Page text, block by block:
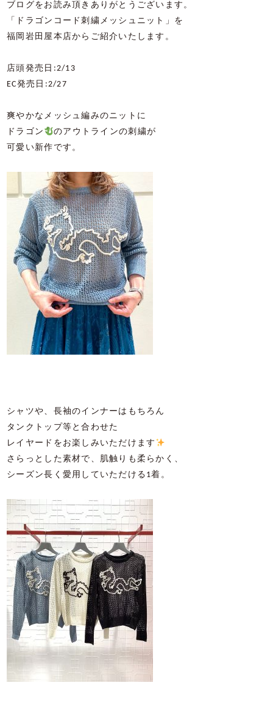
ブログをお読み頂きありがとうございます。
「ドラゴンコード刺繍メッシュニット」を
福岡岩田屋本店からご紹介いたします。
店頭発売日:2/13
EC発売日:2/27
爽やかなメッシュ編みのニットに
ドラゴン
のアウトラインの刺繍が
可愛い新作です。
シャツや、長袖のインナーはもちろん
タンクトップ等と合わせた
レイヤードをお楽しみいただけます
さらっとした素材で、肌触りも柔らかく、
シーズン長く愛用していただける1着。